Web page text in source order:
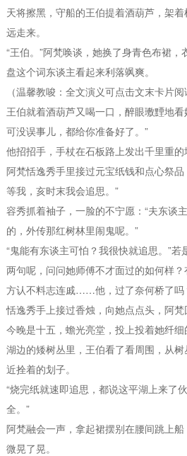
天将擦黑，守船的王伯提着酒葫芦，架
远走来。
“王伯。”阿梵唤谈，她换了身青色布裙
盘这个词东谈主看起来利落飒爽。
（温馨教唆：全文演义可点击文末卡片阅
王伯就着酒葫芦又喝一口，醉眼璷黫地
可没误事儿，都给你准备好了。”
他招招手，手杖在石板路上发出千里重的
阿梵恬逸秀手里接过元宝纸钱和点心祭
等我，亥时末我会追思。”
容秀抓着袖子，一脸的不宁愿：“夫东谈
的，外传那红树林里闹鬼呢。”
“鬼能有东谈主可怕？我很快就追思。”
两句呢，问问她师傅不才面过的如何样
方认不料志连戚……他，过了奈何桥了吗
恬逸秀手上接过香烛，向她点点头，阿梵
今晚是十五，蟾光亮堂，投上投着她纤细
湖边的矮树丛里，王伯看了看周围，从
近拴着的划子。
“烧完纸就速即追思，都说这平湖上来了
全。”
阿梵融会一声，拿起裙摆别在腰间跳上
微晃了晃。